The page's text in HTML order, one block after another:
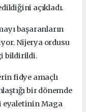
açıkladı.
başaranların
Nijerya ordusu
bildirildi.
fidye amaçlı
bir dönemde
eyaletinin Maga